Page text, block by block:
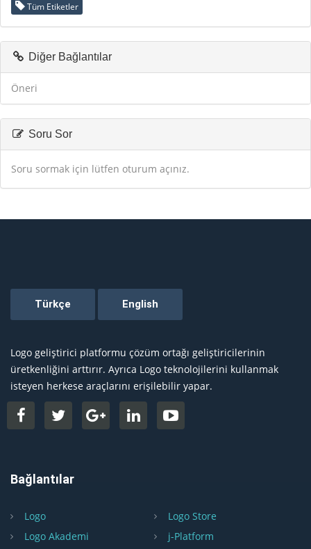
Tüm Etiketler
Diğer Bağlantılar
Öneri
Soru Sor
Soru sormak için lütfen oturum açınız.
Logo geliştirici platformu çözüm ortağı geliştiricilerinin
üretkenliğini arttırır. Ayrıca Logo teknolojilerini kullanmak
isteyen herkese araçlarını erişilebilir yapar.
Bağlantılar
Logo
Logo Store
Logo Akademi
j-Platform